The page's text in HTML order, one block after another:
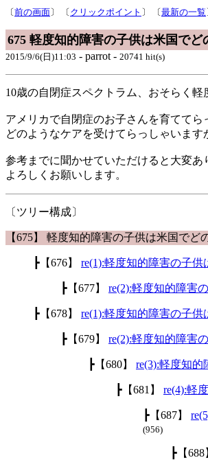
〔前の画面〕 〔 クリックポイント 〕 〔最新の一覧
675 軽度知的障害の子供は米国で
2015/9/6(日)11:03 - parrot - 20741 hit(s)
10歳の自閉症スペクトラム、おそらく
アメリカで自閉症のお子さんを育ててら
どのようなケアを受けてらっしゃいます
参考までに聞かせていただけると大変あ
よろしくお願いします。
〔ツリー構成〕
【675】 軽度知的障害の子供は米国で
┣【676】 re(1):軽度知的障害の子
┣【677】 re(2):軽度知的障害
┣【678】 re(1):軽度知的障害の子
┣【679】 re(2):軽度知的障害
┣【680】 re(3):軽度知
┣【681】 re(4):軽
┣【687】
(956)
┣【688